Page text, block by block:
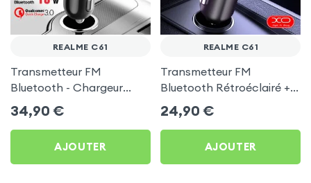
REALME C61
Transmetteur FM
Bluetooth - Chargeur
Voiture USB C + USB -
Swissten
34,90 €
AJOUTER
REALME C61
Transmetteur FM
Bluetooth Rétroéclairé +
Chargeur Voiture USB C
et USB - XO
24,90 €
AJOUTER